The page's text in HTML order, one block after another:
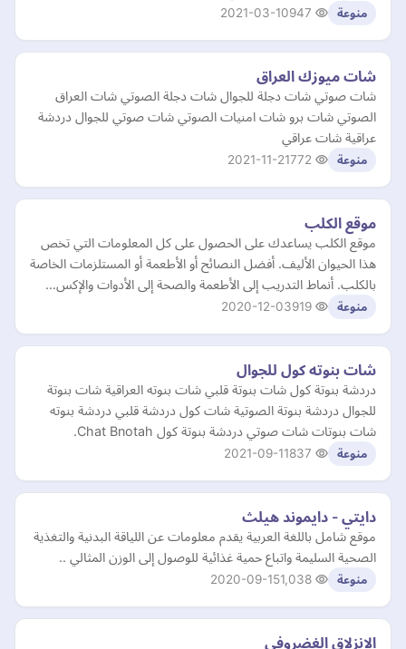
منوعة 2021-03-10
شات ميوزك العراق
شات صوتي شات دجلة للجوال شات دجلة الصوتي شات العراق
الصوتي شات برو شات امنيات الصوتي شات صوتي للجوال دردشة
عراقية شات عراقي
منوعة 2021-11-21
موقع الكلب
موقع الكلب يساعدك على الحصول على كل المعلومات التي تخص
هذا الحيوان الأليف. أفضل النصائح أو الأطعمة أو المستلزمات الخاصة
بالكلب. أنماط التدريب إلى الأطعمة والصحة إلى الأدوات والإكس…
منوعة 2020-12-03
شات بنوته كول للجوال
دردشة بنوتة كول شات بنوتة قلبي شات بنوته العراقية شات بنوتة
للجوال دردشة بنوتة الصوتية شات كول دردشة قلبي دردشة بنوته
شات بنوتات شات صوتي دردشة بنوتة كول Chat Bnotah.
منوعة 2021-09-11
دايتي - دايموند هيلث
موقع شامل باللغة العربية يقدم معلومات عن اللياقة البدنية والتغذية
الصحية السليمة واتباع حمية غذائية للوصول إلى الوزن المثالي ..
منوعة 2020-09-15
الانزلاق الغضروفي